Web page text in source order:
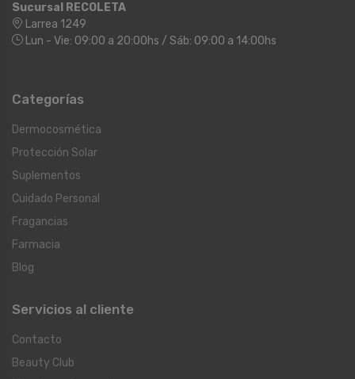
Sucursal RECOLETA
Larrea 1249
Lun - Vie: 09:00 a 20:00hs / Sáb: 09:00 a 14:00hs
Categorías
Dermocosmética
Protección Solar
Suplementos
Cuidado Personal
Fragancias
Farmacia
Blog
Servicios al cliente
Contacto
Beauty Club